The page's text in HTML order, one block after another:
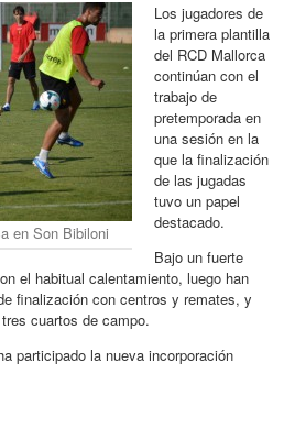
en Son Bibiloni
Los jugadores de
la primera plantilla
del RCD Mallorca
continúan con el
trabajo de
pretemporada en
una sesión en la
que la finalización
de las jugadas
tuvo un papel
destacado.
Bajo un fuerte
el habitual calentamiento, luego han
finalización con centros y remates, y
cuartos de campo.
participado la nueva incorporación